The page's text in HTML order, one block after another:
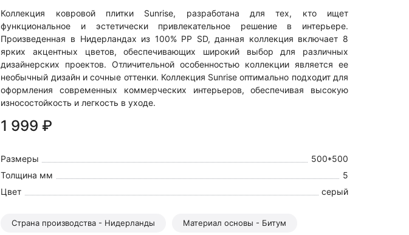
Коллекция ковровой плитки Sunrise, разработана для тех, кто ищет
функциональное и эстетически привлекательное решение в интерьере.
Произведенная в Нидерландах из 100% PP SD, данная коллекция включает 8
ярких акцентных цветов, обеспечивающих широкий выбор для различных
дизайнерских проектов. Отличительной особенностью коллекции является ее
необычный дизайн и сочные оттенки. Коллекция Sunrise оптимально подходит для
оформления современных коммерческих интерьеров, обеспечивая высокую
износостойкость и легкость в уходе.
1 999 ₽
Размеры
500*500
Толщина мм
5
Цвет
серый
Страна производства - Нидерланды Материал основы - Битум